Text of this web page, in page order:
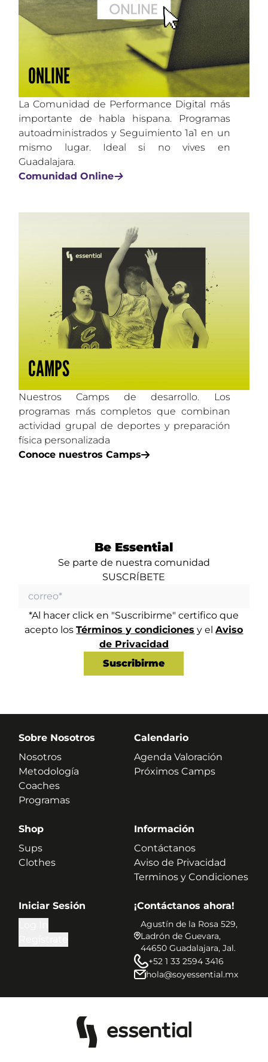
ONLINE
La Comunidad de Performance Digital más
importante de habla hispana. Programas
autoadministrados y Seguimiento 1a1 en un
mismo lugar. Ideal si no vives en
Guadalajara.
Comunidad Online
CAMPS
Nuestros Camps de desarrollo. Los
programas más completos que combinan
actividad grupal de deportes y preparación
física personalizada
Conoce nuestros Camps
Be Essential
Se parte de nuestra comunidad
SUSCRÍBETE
*Al hacer click en "Suscribirme" certifico que
acepto losTérminos y condiciones y elAviso
de Privacidad
Sobre Nosotros
Nosotros
Metodología
Coaches
Programas
Calendario
Agenda Valoración
Próximos Camps
Shop
Sups
Clothes
Información
Contáctanos
Aviso de Privacidad
Terminos y Condiciones
Iniciar Sesión
¡Contáctanos ahora!
Agustín de la Rosa 529,
Ladrón de Guevara,
44650 Guadalajara, Jal.
+52 1 33 2594 3416
hola@soyessential.mx